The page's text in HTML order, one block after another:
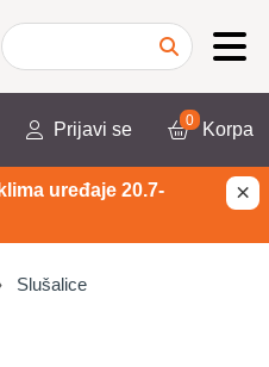
Prijavi se 0 Korpa
uređaje 20.7-
×
Slušalice